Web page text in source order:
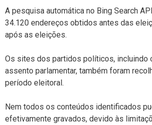
A pesquisa automática no Bing Search
34.120 endereços obtidos antes das
após as eleições.
Os sites dos partidos políticos, incluindo
assento parlamentar, também foram
período eleitoral.
Nem todos os conteúdos identificados
efetivamente gravados, devido às